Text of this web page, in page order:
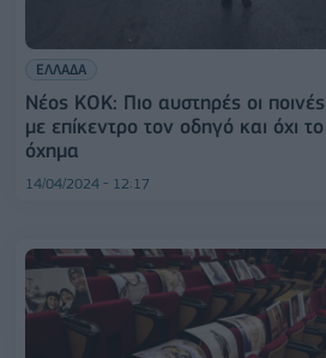
ΕΛΛΑΔΑ
Νέος ΚΟΚ: Πιο αυστηρές οι ποινές
με επίκεντρο τον οδηγό και όχι το
όχημα
14/04/2024 - 12:17